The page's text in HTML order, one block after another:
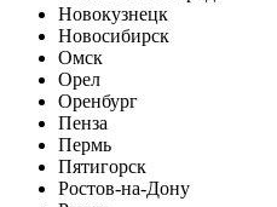
Новокузнецк
Новосибирск
Омск
Орел
Оренбург
Пенза
Пермь
Пятигорск
Ростов-на-Дону